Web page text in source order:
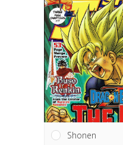
Shonen